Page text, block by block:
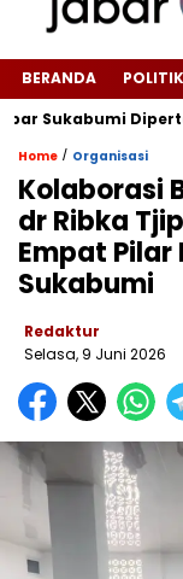
BERANDA POLITIK
Home / Organisasi
Kolaborasi
dr Ribka
Empat Pilar
Sukabumi
Redaktur
Selasa, 9 Juni 2026